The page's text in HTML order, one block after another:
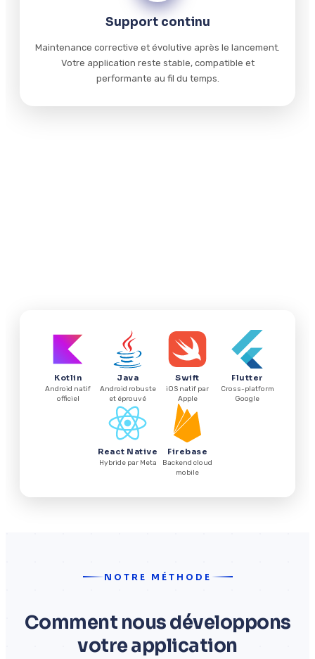
Support continu
Maintenance corrective et évolutive après le lancement.
Votre application reste stable, compatible et
performante au fil du temps.
Kotlin
Android natif
officiel
Java
Android robuste
et éprouvé
Swift
iOS natif par
Apple
Flutter
Cross-platform
Google
React Native
Hybride par Meta
Firebase
Backend cloud
mobile
NOTRE MÉTHODE
Comment nous développons
votre application